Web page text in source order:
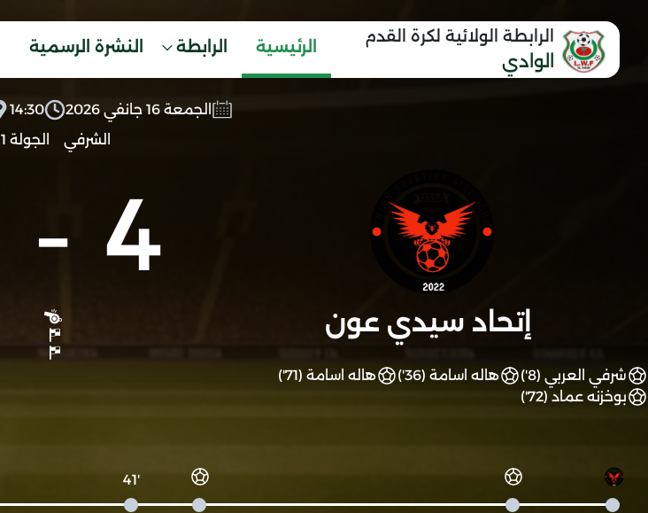
الرابطة الولائية لكرة القدم
الوادي
الرئيسية الرابطة النشرة الرسمية
الجمعة 16 جانفي 2026 14:30
الشرفي
الجولة 11
إتحاد سيدي عون
4
-
شرفي العربي (8') هاله اسامة (36')
هاله اسامة (71')
بوخزنه عماد (72')
'41